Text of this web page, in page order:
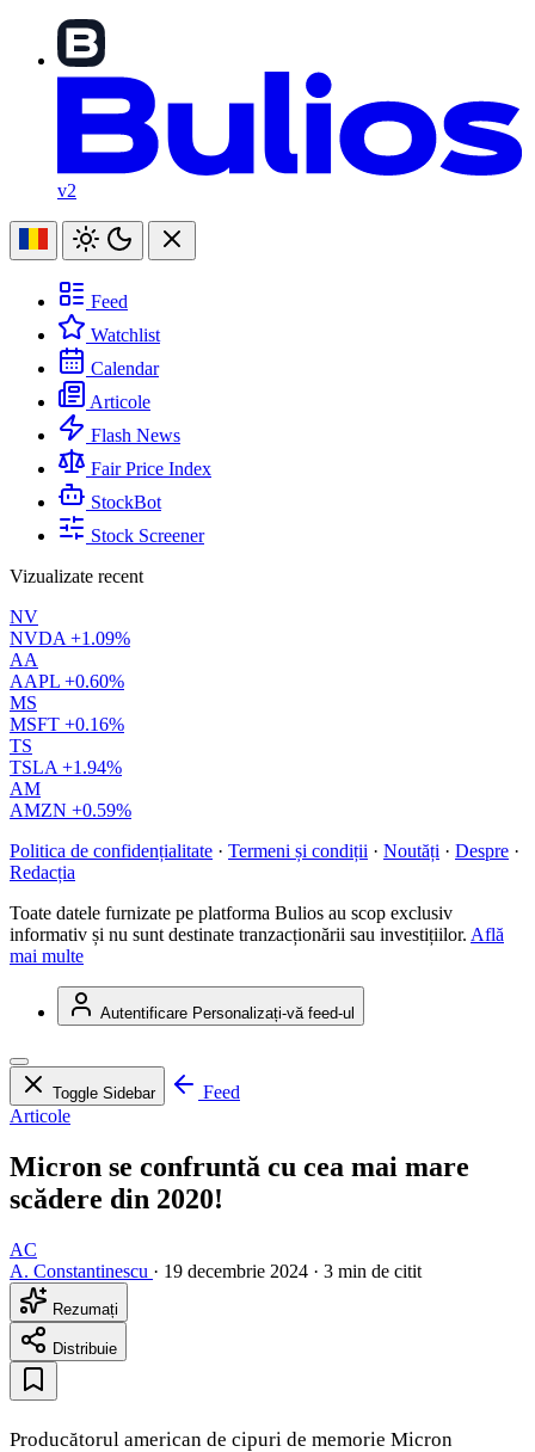
v2
Feed
Watchlist
Calendar
Articole
Flash News
Fair Price Index
StockBot
Stock Screener
Vizualizate recent
NV
NVDA +1.09%
AA
AAPL +0.60%
MS
MSFT +0.16%
TS
TSLA +1.94%
AM
AMZN +0.59%
Politica de confidențialitate · Termeni și condiții · Noutăți · Despre ·
Redacția
Toate datele furnizate pe platforma Bulios au scop exclusiv
informativ și nu sunt destinate tranzacționării sau investițiilor. Află
mai multe
Autentificare Personalizați-vă feed-ul
Toggle Sidebar
Feed
Articole
Micron se confruntă cu cea mai mare
scădere din 2020!
AC
A. Constantinescu · 19 decembrie 2024 · 3 min de citit
Rezumați
Distribuie
Producătorul american de cipuri de memorie Micron